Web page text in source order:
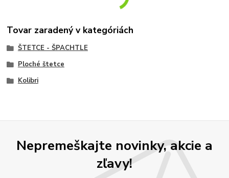
Tovar zaradený v kategóriách
ŠTETCE - ŠPACHTLE
Ploché štetce
Kolibri
Nepremeškajte novinky, akcie a
zľavy!